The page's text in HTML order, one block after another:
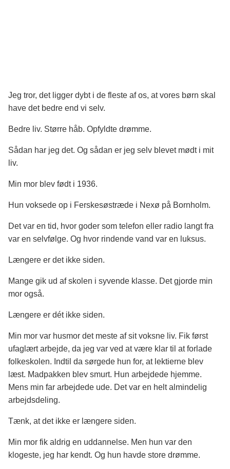
Jeg tror, det ligger dybt i de fleste af os, at vores børn skal
have det bedre end vi selv.
Bedre liv. Større håb. Opfyldte drømme.
Sådan har jeg det. Og sådan er jeg selv blevet mødt i mit
liv.
Min mor blev født i 1936.
Hun voksede op i Ferskesøstræde i Nexø på Bornholm.
Det var en tid, hvor goder som telefon eller radio langt fra
var en selvfølge. Og hvor rindende vand var en luksus.
Længere er det ikke siden.
Mange gik ud af skolen i syvende klasse. Det gjorde min
mor også.
Længere er dét ikke siden.
Min mor var husmor det meste af sit voksne liv. Fik først
ufaglært arbejde, da jeg var ved at være klar til at forlade
folkeskolen. Indtil da sørgede hun for, at lektierne blev
læst. Madpakken blev smurt. Hun arbejdede hjemme.
Mens min far arbejdede ude. Det var en helt almindelig
arbejdsdeling.
Tænk, at det ikke er længere siden.
Min mor fik aldrig en uddannelse. Men hun var den
klogeste, jeg har kendt. Og hun havde store drømme.